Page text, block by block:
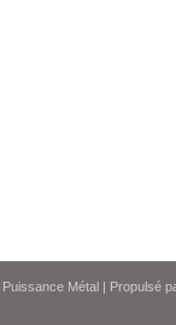
Puissance Métal | Propulsé